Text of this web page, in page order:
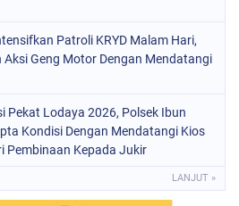
Patroli KRYD Malam Hari,
Aksi Geng Motor Dengan Mendatangi
Pekat Lodaya 2026, Polsek Ibun
Kondisi Dengan Mendatangi Kios
Pembinaan Kepada Jukir
LANJUT »